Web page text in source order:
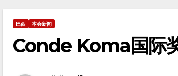
巴西 本会新闻
Conde Koma国际